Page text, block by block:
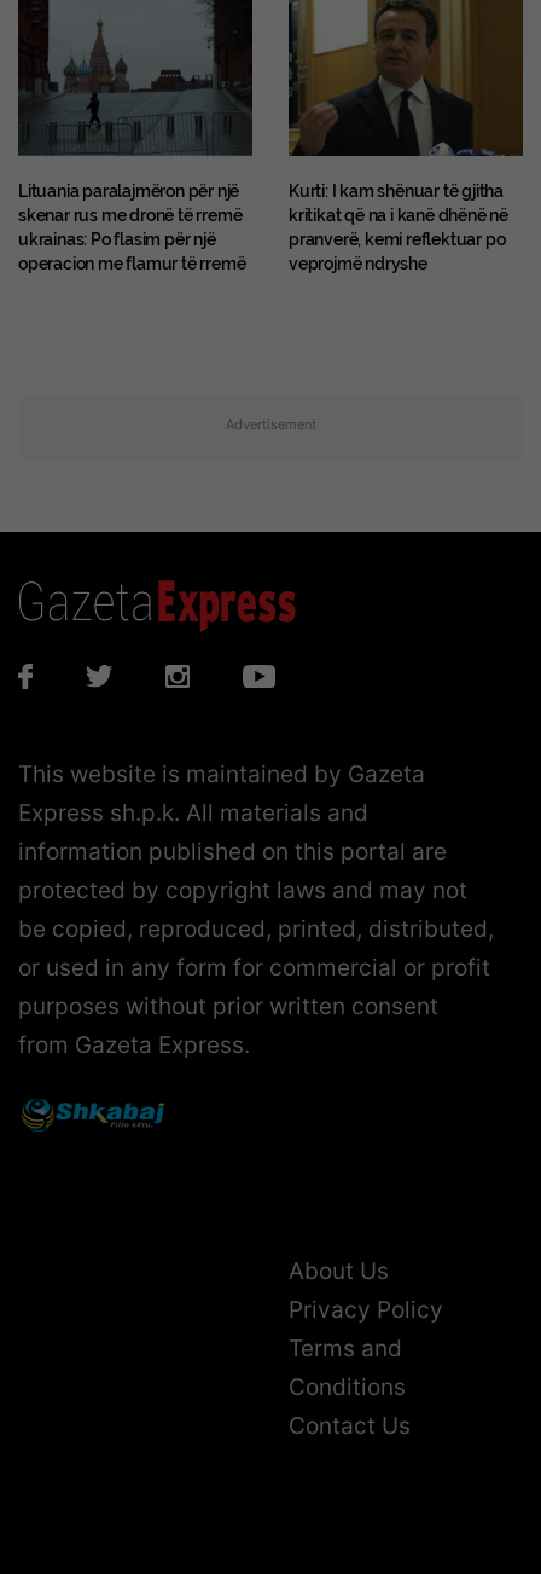
Lituania paralajmëron për një
skenar rus me dronë të rremë
ukrainas: Po flasim për një
operacion me flamur të rremë
Kurti: I kam shënuar të gjitha
kritikat që na i kanë dhënë në
pranverë, kemi reflektuar po
veprojmë ndryshe
Advertisement
This website is maintained by Gazeta
Express sh.p.k. All materials and
information published on this portal are
protected by copyright laws and may not
be copied, reproduced, printed, distributed,
or used in any form for commercial or profit
purposes without prior written consent
from Gazeta Express.
About Us
Privacy Policy
Terms and
Conditions
Contact Us